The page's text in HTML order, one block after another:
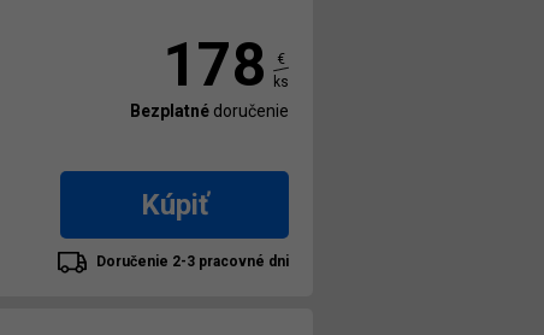
178
€
ks
Bezplatné doručenie
Kúpiť
Doručenie 2-3 pracovné dni